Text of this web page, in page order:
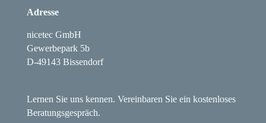
Adresse
nicetec GmbH
Gewerbepark 5b
D-49143 Bissendorf
Lernen Sie uns kennen. Vereinbaren Sie ein kostenloses
Beratungsgespräch.